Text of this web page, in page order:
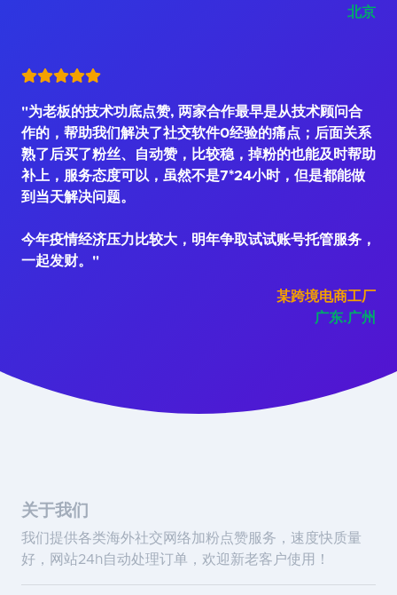
北京
"为老板的技术功底点赞, 两家合作最早是从技术顾问合
作的，帮助我们解决了社交软件0经验的痛点；后面关系
熟了后买了粉丝、自动赞，比较稳，掉粉的也能及时帮助
补上，服务态度可以，虽然不是7*24小时，但是都能做
到当天解决问题。
今年疫情经济压力比较大，明年争取试试账号托管服务，
一起发财。"
某跨境电商工厂
广东.广州
关于我们
我们提供各类海外社交网络加粉点赞服务，速度快质量
好，网站24h自动处理订单，欢迎新老客户使用！